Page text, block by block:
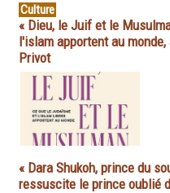
Culture
« Dieu, le Juif et le
l'islam apportent au
Privot
« Dara Shukoh, prince du
ressuscite le prince oublié